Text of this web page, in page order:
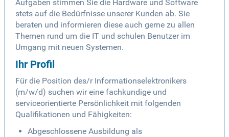
Aufgaben stimmen Sie die Hardware und Software
stets auf die Bedürfnisse unserer Kunden ab. Sie
beraten und informieren diese auch gerne zu allen
Themen rund um die IT und schulen Benutzer im
Umgang mit neuen Systemen.
Ihr Profil
Für die Position des/r Informationselektronikers
(m/w/d) suchen wir eine fachkundige und
serviceorientierte Persönlichkeit mit folgenden
Qualifikationen und Fähigkeiten:
Abgeschlossene Ausbildung als